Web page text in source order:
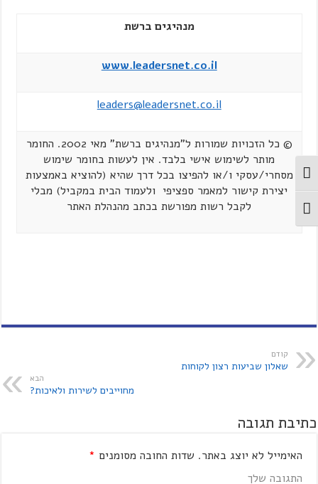
מתג ניגודיות גבוהה
מתג גודל גופן
מנהיגים ברשת
www.leadersnet.co.il
leaders@leadersnet.co.il
© כל הזכויות שמורות ל"מנהיגים ברשת" מאי 2002. החומר
מותר לשימוש אישי בלבד. אין לעשות בחומר שימוש
מסחרי/עסקי ו/או להפיצו בכל דרך שהיא (להוציא באמצעות
יצירת קישור למאמר ספציפי ולעמוד הבית במקביל) מבלי
לקבל רשות מפורשת בכתב מהנהלת האתר
קודם
שאלון שביעות רצון לקוחות
הבא
מחוייבים לשירות ולאיכות?
כתיבת תגובה
האימייל לא יוצג באתר. שדות החובה מסומנים *
התגובה שלך